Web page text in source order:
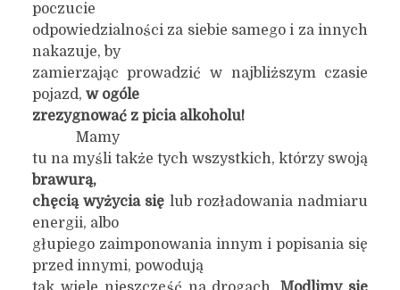
poczucie
odpowiedzialności za siebie samego i za innych
nakazuje, by
zamierzając prowadzić w najbliższym czasie
pojazd, w ogóle
zrezygnować z picia alkoholu!
Mamy
tu na myśli także tych wszystkich, którzy swoją
brawurą,
chęcią wyżycia się lub rozładowania nadmiaru
energii, albo
głupiego zaimponowania innym i popisania się
przed innymi, powodują